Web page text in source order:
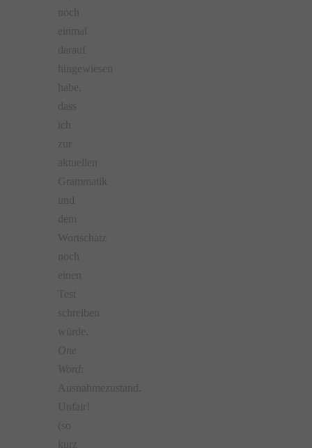
noch
einmal
darauf
hingewiesen
habe,
dass
ich
zur
aktuellen
Grammatik
und
dem
Wortschatz
noch
einen
Test
schreiben
würde.
One
Word
Ausnahmezustand.
Unfair!
(so
kurz